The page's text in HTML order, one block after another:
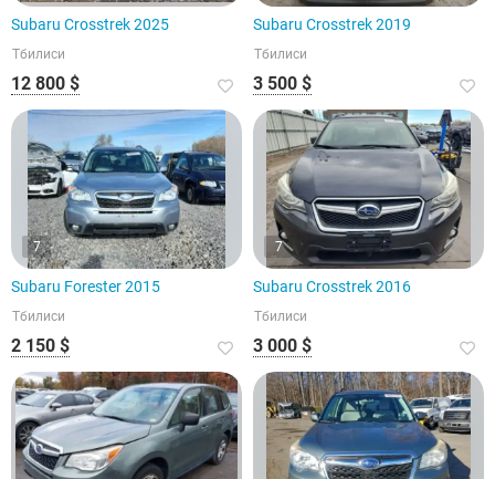
Subaru Crosstrek 2025
Тбилиси
12 800 $
Subaru Crosstrek 2019
Тбилиси
3 500 $
7
Subaru Forester 2015
Тбилиси
2 150 $
7
Subaru Crosstrek 2016
Тбилиси
3 000 $